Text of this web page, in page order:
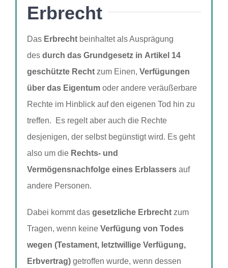
Erbrecht
Das Erbrecht beinhaltet als Ausprägung
des durch das Grundgesetz in Artikel 14
geschützte Recht zum Einen, Verfügungen
über das Eigentum oder andere veräußerbare
Rechte im Hinblick auf den eigenen Tod hin zu
treffen. Es regelt aber auch die Rechte
desjenigen, der selbst begünstigt wird. Es geht
also um die Rechts- und
Vermögensnachfolge eines Erblassers auf
andere Personen.
Dabei kommt das gesetzliche Erbrecht zum
Tragen, wenn keine Verfügung von Todes
wegen (Testament, letztwillige Verfügung,
Erbvertrag) getroffen wurde, wenn dessen